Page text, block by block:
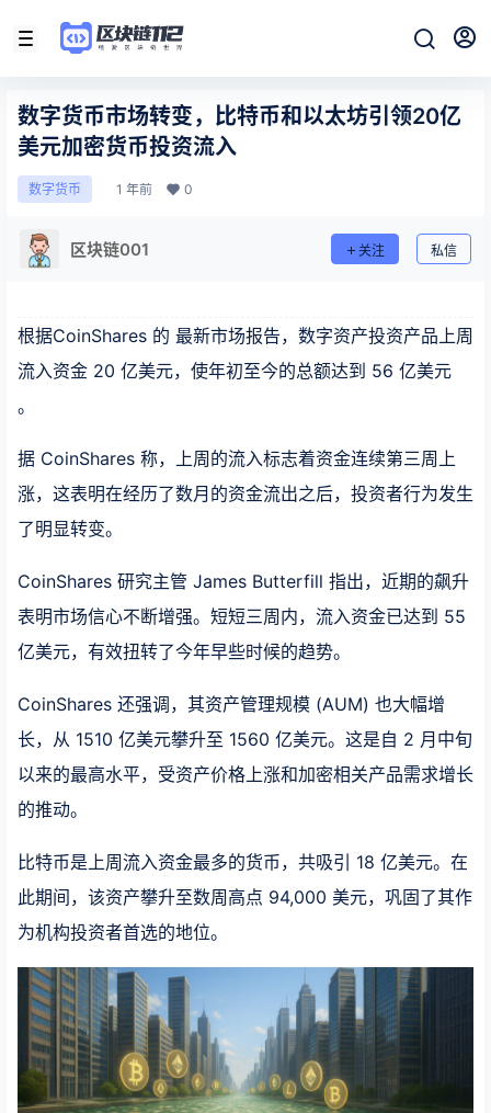
数字货币市场转变，比特币和以太坊引领20亿
美元加密货币投资流入
数字货币 1 年前 0
区块链001 关注 私信
根据CoinShares 的 最新市场报告，数字资产投资产品上周
流入资金 20 亿美元，使年初至今的总额达到 56 亿美元
。
据 CoinShares 称，上周的流入标志着资金连续第三周上
涨，这表明在经历了数月的资金流出之后，投资者行为发生
了明显转变。
CoinShares 研究主管 James Butterfill 指出，近期的飙升
表明市场信心不断增强。短短三周内，流入资金已达到 55
亿美元，有效扭转了今年早些时候的趋势。
CoinShares 还强调，其资产管理规模 (AUM) 也大幅增
长，从 1510 亿美元攀升至 1560 亿美元。这是自 2 月中旬
以来的最高水平，受资产价格上涨和加密相关产品需求增长
的推动。
比特币是上周流入资金最多的货币，共吸引 18 亿美元。在
此期间，该资产攀升至数周高点 94,000 美元，巩固了其作
为机构投资者首选的地位。